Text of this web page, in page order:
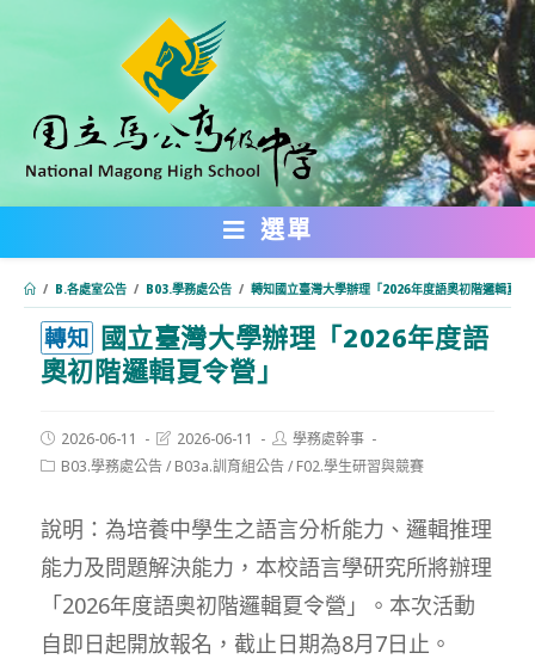
內
選單
/ B.各處室公告 / B03.學務處公告 / 轉知國立臺灣大學辦理「2026年度語奧初階邏輯夏令
轉知 國立臺灣大學辦理「2026年度語
奧初階邏輯夏令營」
Post
published:
2026-06-11
Post
last
modified:
2026-06-11
Post
author:
學務處幹事
PostB03.學務處公告/ B03a.訓育組公告/ F02.學生研習與競賽
說明：為培養中學生之語言分析能力、邏輯推理
能力及問題解決能力，本校語言學研究所將辦理
「2026年度語奧初階邏輯夏令營」。本次活動
自即日起開放報名，截止日期為8月7日止。